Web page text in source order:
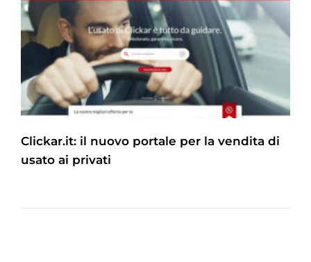
Clickar.it: il nuovo portale per la vendita di
usato ai privati